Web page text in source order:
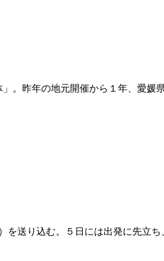
昨年の地元開催から１年、愛媛
送り込む。５日には出発に先立